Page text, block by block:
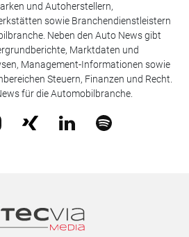
und Autoherstellern,
sowie Branchendienstleistern
Neben den Auto News gibt
Marktdaten und
Management-Informationen sowie
Steuern, Finanzen und Recht.
für die Automobilbranche.